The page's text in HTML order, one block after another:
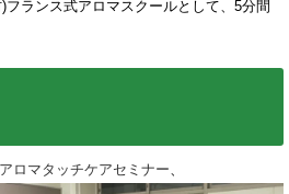
ランス式アロマスクールとして、5分間
ロマタッチケアセミナー、